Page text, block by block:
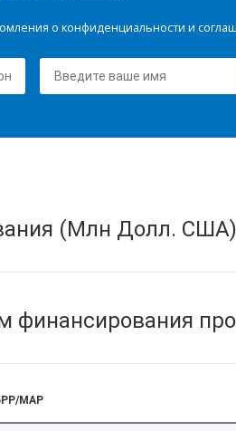
о конфиденциальности и
(Млн Долл. США)
финансирования
МАР